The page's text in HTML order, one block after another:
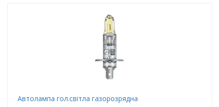
Автолампа гол.світла газорозрядна